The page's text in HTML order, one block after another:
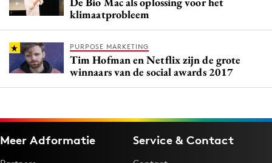
klimaatprobleem
PURPOSE MARKETING
Tim Hofman en Netflix zijn de grote
winnaars van de social awards 2017
Meer Adformatie Service & Contact